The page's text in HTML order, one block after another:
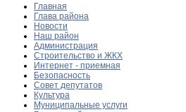
Главная
Глава района
Новости
Наш район
Администрация
Строительство и ЖКХ
Интернет - приемная
Безопасность
Совет депутатов
Культура
Муниципальные услуги